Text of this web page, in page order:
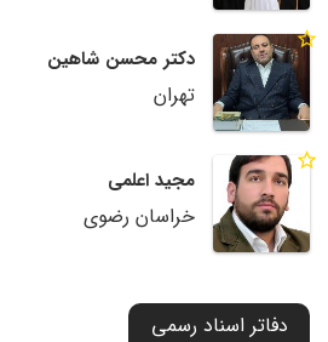
دکتر محسن شاهین
تهران
مجید اعلمی
خراسان رضوی
دفاتر اسناد رسمی